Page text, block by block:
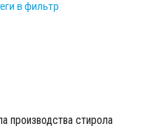
в фильтр
производства стирола